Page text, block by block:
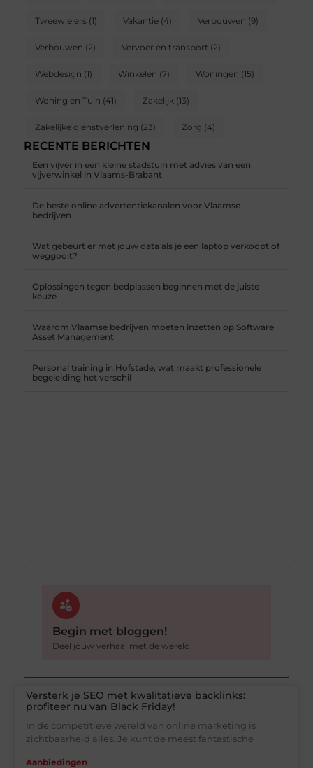
Versterk je SEO met kwalitatieve backlinks:
profiteer nu van Black Friday!
In de competitieve wereld van online marketing is
zichtbaarheid alles. Je kunt de meest fantastische
Aanbiedingen
Tweewielers (1) Vakantie (4) Verbouwen (9)
Verbouwen (2) Vervoer en transport (2)
Webdesign (1) Winkelen (7) Woningen (15)
Woning en Tuin (41) Zakelijk (13)
Zakelijke dienstverlening (23) Zorg (4)
RECENTE BERICHTEN
Een vijver in een kleine stadstuin met advies van een
vijverwinkel in Vlaams-Brabant
De beste online advertentiekanalen voor Vlaamse
bedrijven
Wat gebeurt er met jouw data als je een laptop verkoopt of
weggooit?
Oplossingen tegen bedplassen beginnen met de juiste
keuze
Waarom Vlaamse bedrijven moeten inzetten op Software
Asset Management
Personal training in Hofstade, wat maakt professionele
begeleiding het verschil
Begin met bloggen!
Deel jouw verhaal met de wereld!